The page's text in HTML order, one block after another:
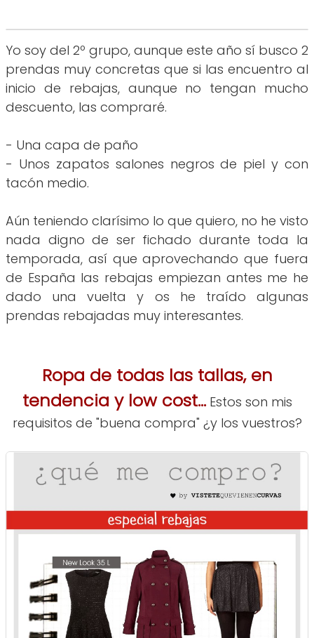
Yo soy del 2º grupo, aunque este año sí busco 2
prendas muy concretas que si las encuentro al
inicio de rebajas, aunque no tengan mucho
descuento, las compraré.
- Una capa de paño
- Unos zapatos salones negros de piel y con
tacón medio.
Aún teniendo clarísimo lo que quiero, no he visto
nada digno de ser fichado durante toda la
temporada, así que aprovechando que fuera
de España las rebajas empiezan antes me he
dado una vuelta y os he traído algunas
prendas rebajadas muy interesantes.
Ropa de todas las tallas, en
tendencia y low cost...Estos son mis
requisitos de "buena compra" ¿y los vuestros?